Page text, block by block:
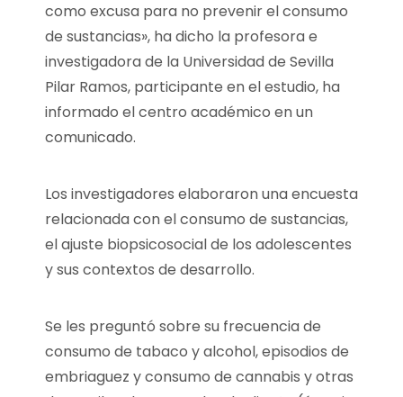
como excusa para no prevenir el consumo
de sustancias», ha dicho la profesora e
investigadora de la Universidad de Sevilla
Pilar Ramos, participante en el estudio, ha
informado el centro académico en un
comunicado.
Los investigadores elaboraron una encuesta
relacionada con el consumo de sustancias,
el ajuste biopsicosocial de los adolescentes
y sus contextos de desarrollo.
Se les preguntó sobre su frecuencia de
consumo de tabaco y alcohol, episodios de
embriaguez y consumo de cannabis y otras